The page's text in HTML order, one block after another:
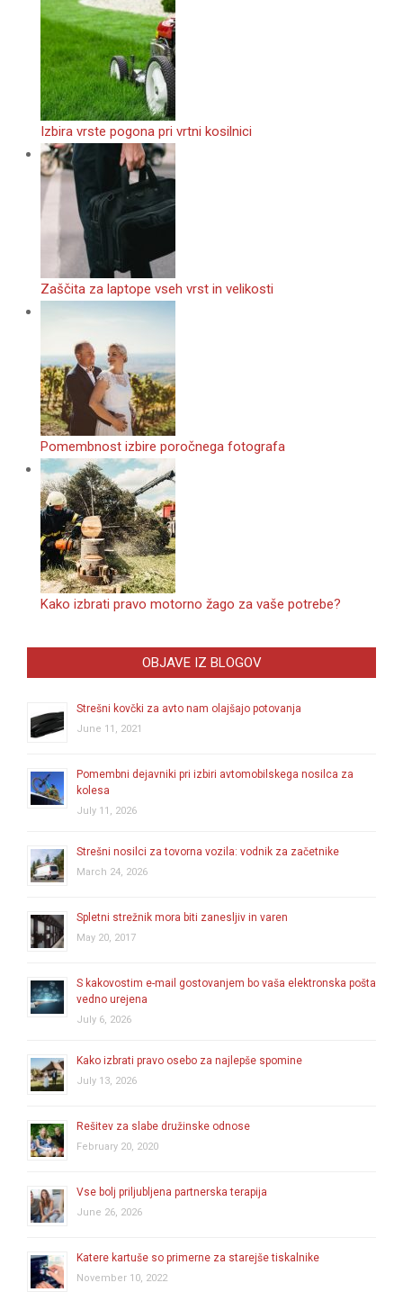
Izbira vrste pogona pri vrtni kosilnici
Zaščita za laptope vseh vrst in velikosti
Pomembnost izbire poročnega fotografa
Kako izbrati pravo motorno žago za vaše potrebe?
OBJAVE IZ BLOGOV
Strešni kovčki za avto nam olajšajo potovanja
June 11, 2021
Pomembni dejavniki pri izbiri avtomobilskega nosilca za
kolesa
July 11, 2026
Strešni nosilci za tovorna vozila: vodnik za začetnike
March 24, 2026
Spletni strežnik mora biti zanesljiv in varen
May 20, 2017
S kakovostim e-mail gostovanjem bo vaša elektronska pošta
vedno urejena
July 6, 2026
Kako izbrati pravo osebo za najlepše spomine
July 13, 2026
Rešitev za slabe družinske odnose
February 20, 2020
Vse bolj priljubljena partnerska terapija
June 26, 2026
Katere kartuše so primerne za starejše tiskalnike
November 10, 2022